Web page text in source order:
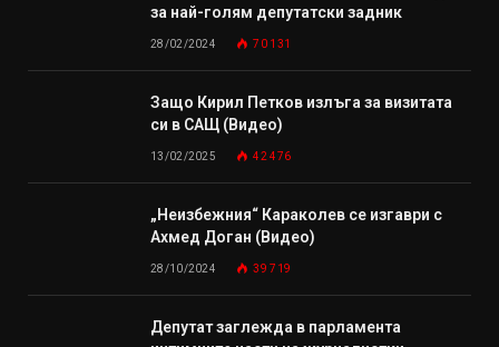
за най-голям депутатски задник
28/02/2024 70 131
Защо Кирил Петков излъга за визитата
си в САЩ (Видео)
13/02/2025 42 476
„Неизбежния“ Караколев се изгаври с
Ахмед Доган (Видео)
28/10/2024 39 719
Депутат заглежда в парламента